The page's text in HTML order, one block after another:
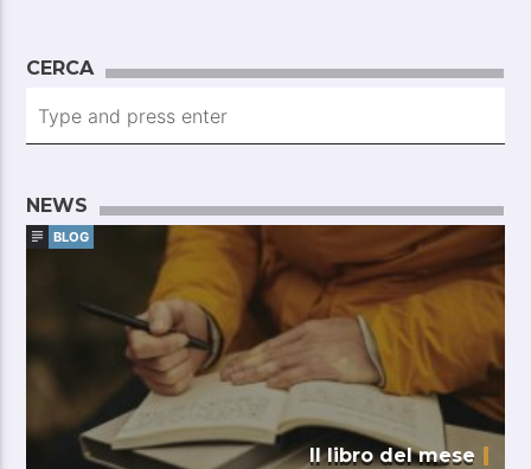
CERCA
NEWS
BLOG
Il libro del mese